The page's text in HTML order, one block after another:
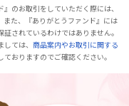
のお取引をしていただく際には、
た、『ありがとうファンド』には
されているわけではありません。
しては、商品案内やお取引に関する
おりますのでご確認ください。